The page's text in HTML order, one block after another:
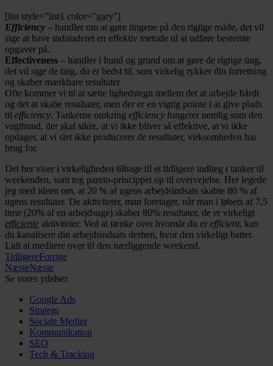
[list style=”list1 color=”gary”]
Efficiency – handler om at gøre tingene på den rigtige måde, det vil
sige at have indstuderet en effektiv metode til at udføre bestemte
opgaver på.
Effectiveness – handler i bund og grund om at gøre de rigtige ting,
det vil sige de ting, du er bedst til, som virkelig rykker din forretning
og skaber mærkbare resultater
Ofte kommer vi til at sætte lighedstegn mellem det at arbejde hårdt
og det at skabe resultater, men der er en vigtig pointe i at give plads
til efficiency. Tankerne omkring efficiency fungerer nemlig som den
vagthund, der skal sikre, at vi ikke bliver så effektive, at vi ikke
opdager, at vi slet ikke producerer de resultater, virksomheden har
brug for.
Det her viser i virkeligheden tilbage til et tidligere indlæg i tanker til
weekenden, som tog pareto-princippet op til overvejelse. Her legede
jeg med ideen om, at 20 % af ugens arbejdsindsats skabte 80 % af
ugens resultater. De aktiviteter, man foretager, når man i løbets af 7,5
time (20% af en arbejdsuge) skaber 80% resultater, de er virkeligt
efficiente aktiviteter. Ved at tænke over hvornår du er efficient, kan
du kanalisere din arbejdsindsats derhen, hvor den virkeligt batter.
Lidt at meditere over til den nærliggende weekend.
TidligereForrige
NæsteNæste
Se vores ydelser
Google Ads
Strategi
Sociale Medier
Kommunikation
SEO
Tech & Tracking